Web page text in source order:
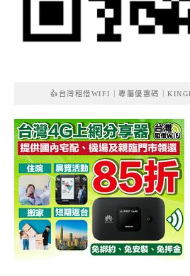
👍台灣租借WIFI｜專屬優惠碼｜